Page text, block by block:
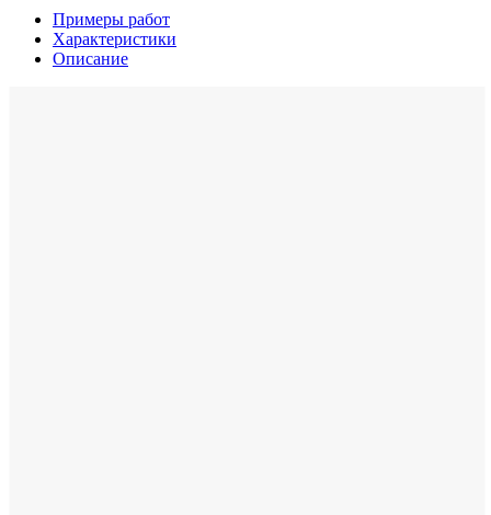
Примеры работ
Характеристики
Описание